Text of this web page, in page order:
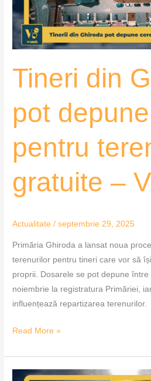
Tineri din
pot
pentru
gratuite –
Actualitate /septembrie 29, 2025
Primăria Ghiroda a lansat noua
terenurilor pentru tineri care vor să
proprii. Dosarele se pot depune
noiembrie la registratura Primăriei,
influențează repartizarea terenurilor.
pentru
terenuri
gratuite
VoxQub
Read More »
Ziua